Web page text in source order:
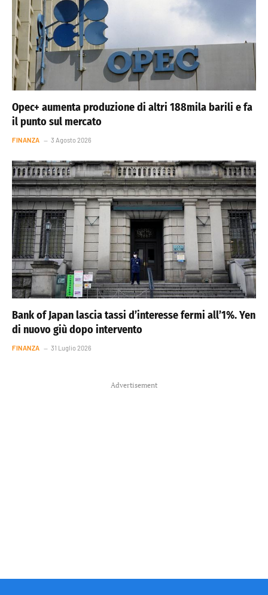
Opec+ aumenta produzione di altri 188mila barili e fa
il punto sul mercato
FINANZA 3 Agosto 2026
Bank of Japan lascia tassi d’interesse fermi all’1%. Yen
di nuovo giù dopo intervento
FINANZA 31 Luglio 2026
Advertisement